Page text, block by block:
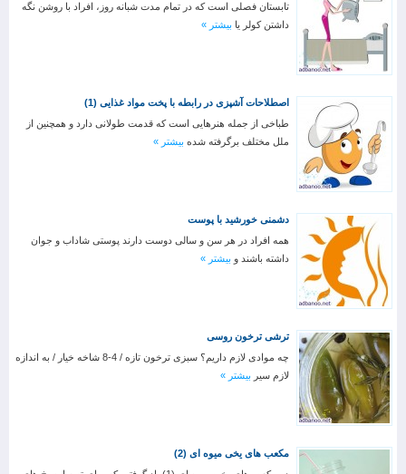
تابستان فصلی است که در تمام مدت شبانه روز، افراد با روشن نگه
داشتن کولر یا بیشتر »
اصطلاحات آشپزی در رابطه با پخت مواد غذایی (1)
طباخی از جمله هنرهایی است که قدمت طولانی دارد و همچنین از
ملل مختلف برگرفته شده بیشتر »
دشمنی خورشید با پوست
همه افراد در هر سن و سالی دوست دارند پوستی شاداب و جوان
داشته باشند و بیشتر »
ترشی ترخون روسی
چه موادی لازم داریم؟ سبزی ترخون تازه / 4-8 شاخه خیار / به اندازه
لازم سیر بیشتر »
مکعب های یخی میوه ای (2)